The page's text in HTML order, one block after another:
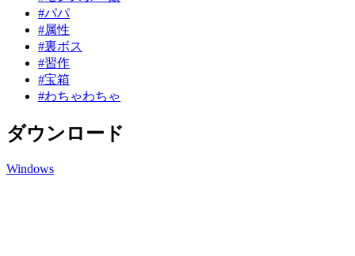
#パパ
#属性
#裏ボス
#習作
#宝箱
#わちゃわちゃ
ダウンロード
Windows